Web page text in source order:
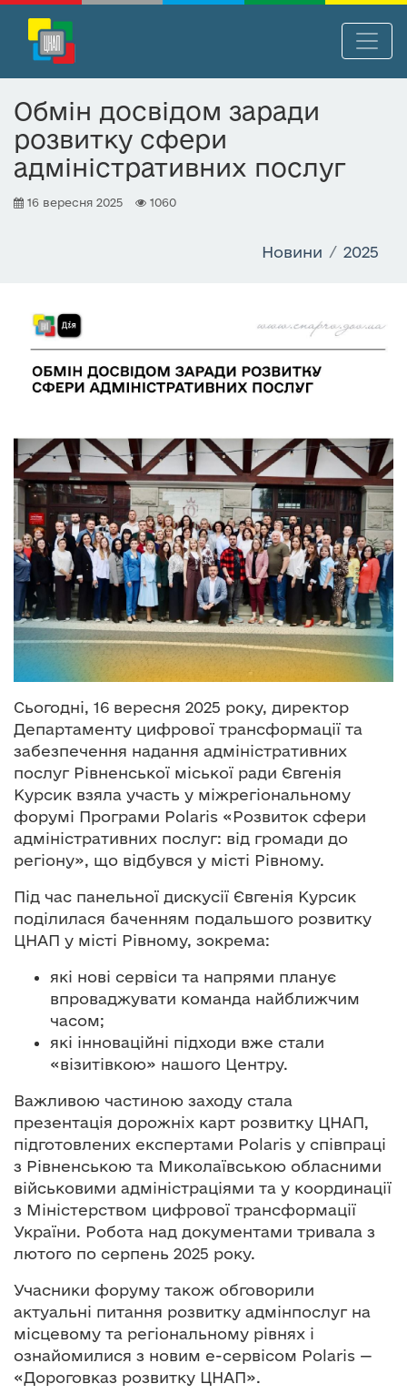
е
й
т
и
д
в
м
і
с
т
у
Новини 2025
Обмін досвідом заради
розвитку сфери
адміністративних послуг
16 вересня 2025 1060
Сьогодні, 16 вересня 2025 року, директор
Департаменту цифрової трансформації та
забезпечення надання адміністративних
послуг Рівненської міської ради Євгенія
Курсик взяла участь у міжрегіональному
форумі Програми Polaris «Розвиток сфери
адміністративних послуг: від громади до
регіону», що відбувся у місті Рівному.
Під час панельної дискусії Євгенія Курсик
поділилася баченням подальшого розвитку
ЦНАП у місті Рівному, зокрема:
які нові сервіси та напрями планує
впроваджувати команда найближчим
часом;
які інноваційні підходи вже стали
«візитівкою» нашого Центру.
Важливою частиною заходу стала
презентація дорожніх карт розвитку ЦНАП,
підготовлених експертами Polaris у співпраці
з Рівненською та Миколаївською обласними
військовими адміністраціями та у координації
з Міністерством цифрової трансформації
України. Робота над документами тривала з
лютого по серпень 2025 року.
Учасники форуму також обговорили
актуальні питання розвитку адмінпослуг на
місцевому та регіональному рівнях і
ознайомилися з новим е-сервісом Polaris —
«Дороговказ розвитку ЦНАП».